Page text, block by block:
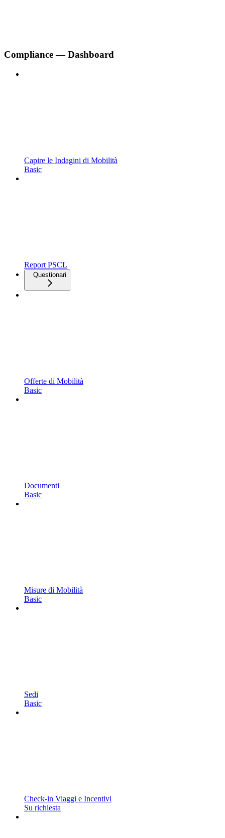
Compliance — Dashboard
Capire le Indagini di Mobilità
Basic
Report PSCL
Questionari
Offerte di Mobilità
Basic
Documenti
Basic
Misure di Mobilità
Basic
Sedi
Basic
Check-in Viaggi e Incentivi
Su richiesta